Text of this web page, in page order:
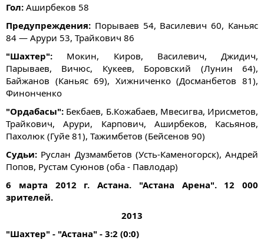
Гол: Аширбеков 58
Предупреждения: Порываев 54, Василевич 60, Каньяс
84 — Арури 53, Трайкович 86
"Шахтер": Мокин, Киров, Василевич, Джидич,
Парываев, Вичюс, Кукеев, Боровский (Лунин 64),
Байжанов (Каньяс 69), Хижниченко (Досманбетов 81),
Финонченко
"Ордабасы": Бекбаев, Б.Кожабаев, Мвесигва, Ирисметов,
Трайкович, Арури, Карпович, Аширбеков, Касьянов,
Пахолюк (Гуйе 81), Тажимбетов (Бейсенов 90)
Судьи: Руслан Дузмамбетов (Усть-Каменогорск), Андрей
Попов, Рустам Суюнов (оба - Павлодар)
6 марта 2012 г. Астана. "Астана Арена". 12 000
зрителей.
2013
"Шахтер" - "Астана" - 3:2 (0:0)